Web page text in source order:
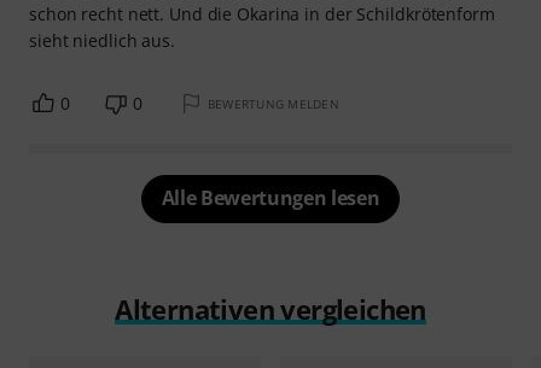
schon recht nett. Und die Okarina in der Schildkrötenform
sieht niedlich aus.
0 0 BEWERTUNG MELDEN
Alle Bewertungen lesen
Alternativen vergleichen